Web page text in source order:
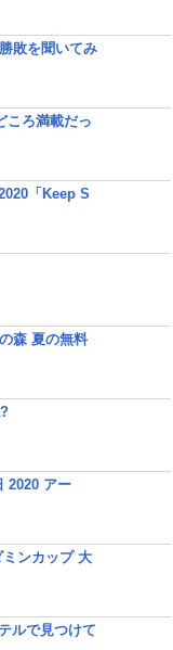
敗を聞いてみ
ころ満載だっ
「Keep S
森 夏の無料
2020 アー
ミンカップ 大
ルで見つけて